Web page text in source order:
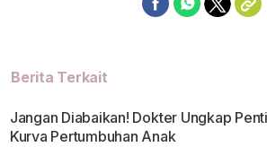
Berita Terkait
Jangan Diabaikan! Dokter Ungkap
Kurva Pertumbuhan Anak